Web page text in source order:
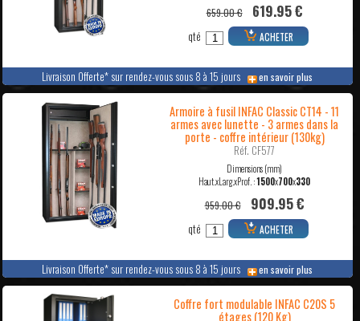
Livraison Offerte* sur rendez-vous sous 8 à 15 jours en savoir plus
659.00 € 619.95 €
qté ACHETER
Livraison Offerte* sur rendez-vous sous 8 à 15 jours en savoir plus
Armoire à fusil INFAC Classic CT14 - 11
armes avec lunette - 3 armes dans la
porte - coffre intérieur (130kg)
Réf. CF577
Dimensions (mm)
Haut.xLarg.xProf. :1500x700x330
959.00 € 909.95 €
qté ACHETER
Coffre fort modulable INFAC C20S 5
étages (120 Kg)